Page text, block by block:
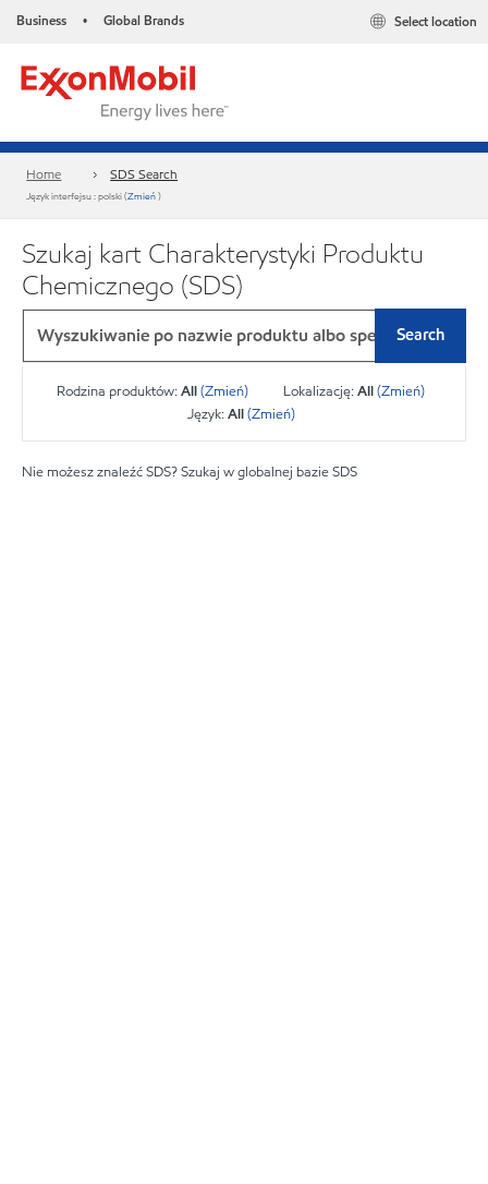
Business • Global Brands Select location
Home SDS Search
Język interfejsu : polski (Zmień)
Szukaj kart Charakterystyki Produktu
Chemicznego (SDS)
Search
Rodzina produktów:All(Zmień) Lokalizację:All(Zmień)
Język:All(Zmień)
Nie możesz znaleźć SDS? Szukaj w globalnej bazie SDS